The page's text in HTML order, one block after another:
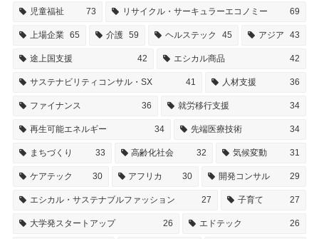
児童福祉 73 リサイクル・サーキュラーエコノミー 69
上場企業 65 介護 59 ヘルステック 45 アジア 43
途上国支援 42 エシカル商品 42
サステナビリティコンサル・SX 41 人材支援 36
ファイナンス 36 就労移行支援 34
再生可能エネルギー 34 先端医療技術 34
まちづくり 33 高齢化社会 32 気候変動 31
ケアテック 30 アフリカ 30 開発コンサル 29
エシカル・サステナブルファッション 27 子育て 27
大学発スタートアップ 26 エドテック 26